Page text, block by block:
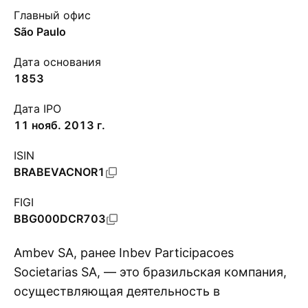
Главный офис
São Paulo
Дата основания
1853
Дата IPO
11 нояб. 2013 г.
ISIN
BRABEVACNOR1
FIGI
BBG000DCR703
Ambev SA, ранее Inbev Participacoes
Societarias SA, — это бразильская компания,
осуществляющая деятельность в